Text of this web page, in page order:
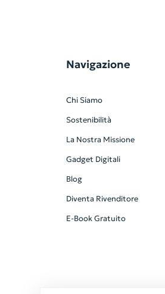
Navigazione
Chi Siamo
Sostenibilità
La Nostra Missione
Gadget Digitali
Blog
Diventa Rivenditore
E-Book Gratuito